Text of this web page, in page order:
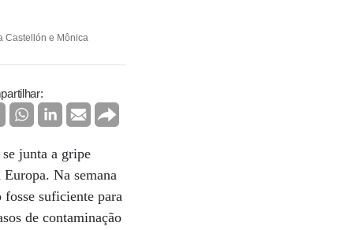
Castellón e Mônica
junta a gripe
Na semana
fosse suficiente para
de contaminação